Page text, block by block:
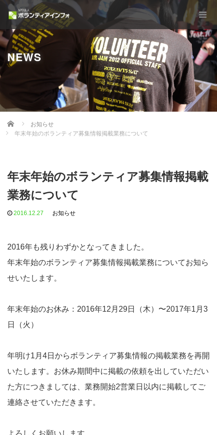
NEWS
Home
お知らせ
年末年始のボランティア募集情報掲載業務について
年末年始のボランティア募集情報掲載
業務について
2016.12.27 お知らせ
2016年も残りわずかとなってきました。
年末年始のボランティア募集情報掲載業務についてお知ら
せいたします。
年末年始のお休み：2016年12月29日（木）〜2017年1月3
日（火）
年明け1月4日からボランティア募集情報の掲載業務を再開
いたします。お休み期間中に掲載の依頼を出していただい
た方につきましては、業務開始2営業日以内に掲載してご
連絡させていただきます。
よろしくお願いします。